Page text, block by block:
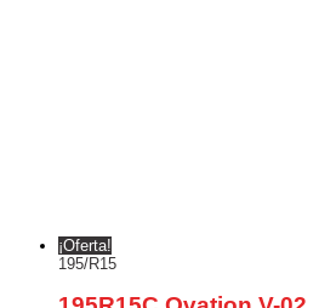
¡Oferta!
195/R15